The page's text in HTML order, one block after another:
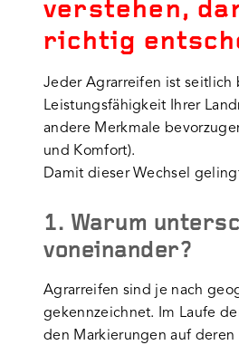
verstehen,
richtig
Jeder Agrarreifen ist seitlich
Leistungsfähigkeit Ihrer
andere Merkmale
und Komfort).
Damit dieser Wechsel
1. Warum
voneinander?
Agrarreifen sind je nach
gekennzeichnet. Im Laufe
den Markierungen auf